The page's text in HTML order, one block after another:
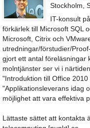
Stockholm,
IT-konsult
förkärlek till Microsoft SQL
Microsoft, Citrix och
utredningar/förstudier/
gjort ett antal föreläsningar
molntjänster ser vi i
"Introduktion till Office
"Applikationsleverans idag
möjlighet att vara effektiva
Lättaste sättet att kontakta